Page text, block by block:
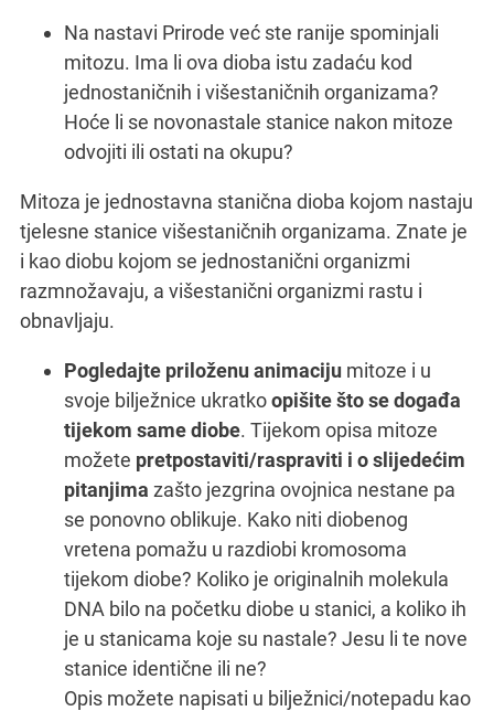
Na nastavi Prirode već ste ranije spominjali
mitozu. Ima li ova dioba istu zadaću kod
jednostaničnih i višestaničnih organizama?
Hoće li se novonastale stanice nakon mitoze
odvojiti ili ostati na okupu?
Mitoza je jednostavna stanična dioba kojom nastaju
tjelesne stanice višestaničnih organizama. Znate je
i kao diobu kojom se jednostanični organizmi
razmnožavaju, a višestanični organizmi rastu i
obnavljaju.
Pogledajte priloženu animaciju mitoze i u
svoje bilježnice ukratkoopišite što se događa
tijekom same diobe. Tijekom opisa mitoze
možete pretpostaviti/raspraviti i o slijedećim
pitanjima zašto jezgrina ovojnica nestane pa
se ponovno oblikuje. Kako niti diobenog
vretena pomažu u razdiobi kromosoma
tijekom diobe? Koliko je originalnih molekula
DNA bilo na početku diobe u stanici, a koliko ih
je u stanicama koje su nastale? Jesu li te nove
stanice identične ili ne?
Opis možete napisati u bilježnici/notepadu kao